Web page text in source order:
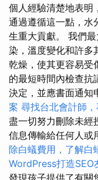
個人經驗清楚地表明
通過遵循這一點，水
生重大貢獻。 我們
染，溫度變化和許多
乾燥，使其更容易受
的最短時間內檢查
決定，並應書面通知
案 尋找台北會計師
盡一切努力刪除未經
信息傳輸給任何人或
除白蟻費用，了解白
WordPress打造SEO
發現孩子提供了有關